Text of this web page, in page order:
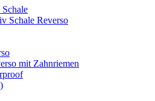
Schale Reverso
mit Zahnriemen